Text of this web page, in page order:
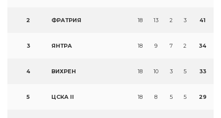
2 ФРАТРИЯ 18 13 2 3 41
3 ЯНТРА 18 9 7 2 34
4 ВИХРЕН 18 10 3 5 33
5 ЦСКА II 18 8 5 5 29